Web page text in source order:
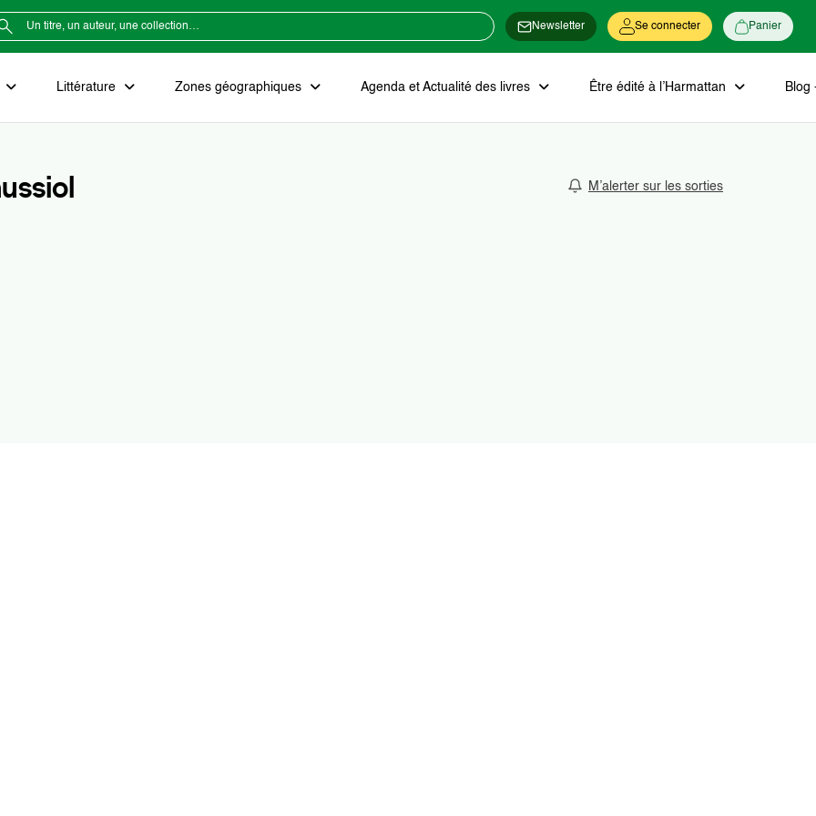
Newsletter Se connecter Panier
Littérature Zones géographiques Agenda et Actualité des livres Être édité à l’Harmattan Blog
M’alerter sur les sorties